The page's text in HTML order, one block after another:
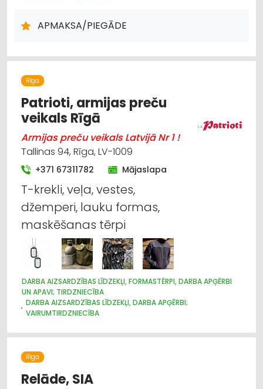
APĢĒRBI: VAIRUMTIRDZNIECĪBA
APĢĒRBI: RŪPNIECISKĀ RAŽOŠANA, ŠŪŠANA
APMAKSA/PIEGĀDE
Rīga
Patrioti, armijas preču
veikals Rīgā
Armijas preču veikals Latvijā Nr 1 !
Tallinas 94, Rīga, LV-1009
+371 67311782 Mājaslapa
T-krekli, veļa, vestes,
džemperi, lauku formas,
maskēšanas tērpi
DARBA AIZSARDZĪBAS LĪDZEKĻI, FORMASTĒRPI, DARBA APĢĒRBI
UN APAVI; TIRDZNIECĪBA
DARBA AIZSARDZĪBAS LĪDZEKĻI, DARBA APĢĒRBI;
VAIRUMTIRDZNIECĪBA
APAVI: TIRDZNIECĪBA
APĢĒRBI: TIRDZNIECĪBA
SUVENĪRI, DĀVANAS
Rīga
Relāde, SIA